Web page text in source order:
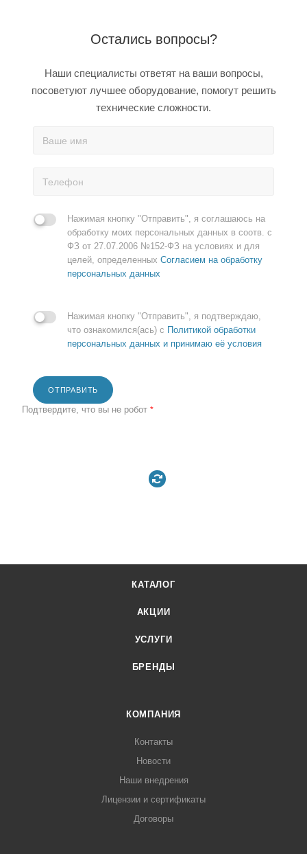
Остались вопросы?
Наши специалисты ответят на ваши вопросы,
посоветуют лучшее оборудование, помогут решить
технические сложности.
Нажимая кнопку "Отправить", я соглашаюсь на
обработку моих персональных данных в соотв. с
ФЗ от 27.07.2006 №152-ФЗ на условиях и для
целей, определенных Согласием на обработку
персональных данных
Нажимая кнопку "Отправить", я подтверждаю,
что ознакомился(ась) с Политикой обработки
персональных данных и принимаю её условия
ОТПРАВИТЬ
Подтвердите, что вы не робот *
КАТАЛОГ
АКЦИИ
УСЛУГИ
БРЕНДЫ
КОМПАНИЯ
Контакты
Новости
Наши внедрения
Лицензии и сертификаты
Договоры